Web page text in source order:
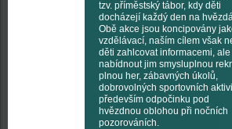
tzv. příměstský tábor, kdy děti
docházejí každý den na
Obě akce jsou koncipovány
vzdělávací, naším cílem však
děti zahlcovat informacemi, ale
nabídnout jim smysluplnou
plnou her, zábavných úkolů,
dobrovolných sportovních
především odpočinku pod
hvězdnou oblohou při nočních
pozorováních.